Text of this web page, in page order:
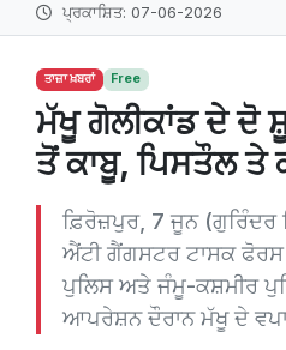
ਪ੍ਰਕਾਸ਼ਿਤ: 07-06-2026
ਤਾਜ਼ਾ ਖ਼ਬਰਾਂ Free
ਮੱਖੂ ਗੋਲੀਕਾਂਡ ਦੇ ਦੋ
ਤੋਂ ਕਾਬੂ, ਪਿਸਤੌਲ ਤੇ
ਫ਼ਿਰੋਜ਼ਪੁਰ, 7 ਜੂਨ (ਗੁਰਿੰਦਰ
ਐਂਟੀ ਗੈਂਗਸਟਰ ਟਾਸਕ
ਪੁਲਿਸ ਅਤੇ ਜੰਮੂ-ਕਸ਼ਮੀਰ
ਆਪਰੇਸ਼ਨ ਦੌਰਾਨ ਮੱਖੂ ਦੇ